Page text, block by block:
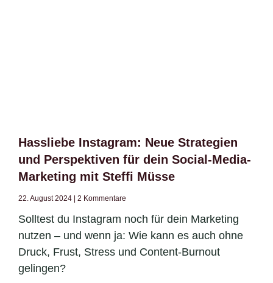
Hassliebe Instagram: Neue Strategien
und Perspektiven für dein Social-Media-
Marketing mit Steffi Müsse
22. August 2024 2 Kommentare
Solltest du Instagram noch für dein Marketing
nutzen – und wenn ja: Wie kann es auch ohne
Druck, Frust, Stress und Content-Burnout
gelingen?